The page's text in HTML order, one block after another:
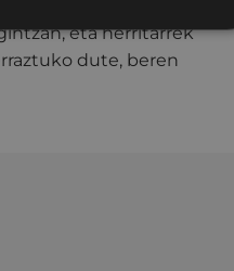
eta herritarrek
dute, beren